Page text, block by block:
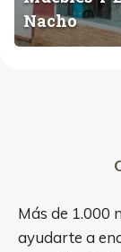
c
Nacho
Más de 1.000
ayudarte a